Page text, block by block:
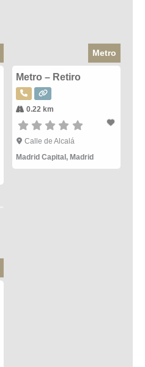
Metro
Metro – Retiro
0.22 km
Calle de Alcalá
Madrid Capital , Madrid